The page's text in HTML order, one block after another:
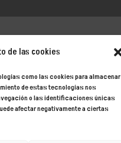
de las cookies
como las cookies para almacenar
de estas tecnologías nos
o las identificaciones únicas
afectar negativamente a ciertas